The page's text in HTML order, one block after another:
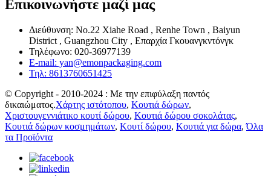
Επικοινωνήστε μαζί μας
Διεύθυνση: No.22 Xiahe Road , Renhe Town , Baiyun
District , Guangzhou City , Επαρχία Γκουανγκντόνγκ
Τηλέφωνο: 020-36977139
E-mail: yan@emonpackaging.com
Τηλ: 8613760651425
© Copyright - 2010-2024 : Με την επιφύλαξη παντός
δικαιώματος.Χάρτης ιστότοπου, Κουτιά δώρων,
Χριστουγεννιάτικο κουτί δώρου, Κουτιά δώρου σοκολάτας,
Κουτιά δώρων κοσμημάτων, Κουτί δώρου, Κουτιά για δώρα,Όλα
τα Προϊόντα